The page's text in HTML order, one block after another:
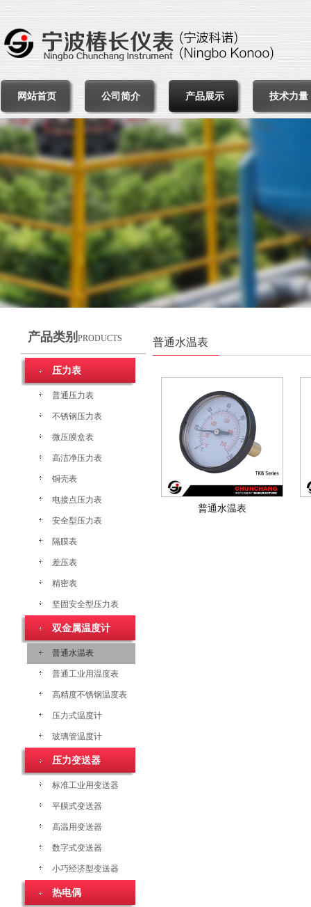
网站首页 公司简介 产品展示 技术力量
产品类别 PRODUCTS
压力表
普通压力表
不锈钢压力表
微压膜盒表
高洁净压力表
铜壳表
电接点压力表
安全型压力表
隔膜表
差压表
精密表
坚固安全型压力表
双金属温度计
普通水温表
普通工业用温度表
高精度不锈钢温度表
压力式温度计
玻璃管温度计
压力变送器
标准工业用变送器
平膜式变送器
高温用变送器
数字式变送器
小巧经济型变送器
热电偶
普通水温表
普通水温表